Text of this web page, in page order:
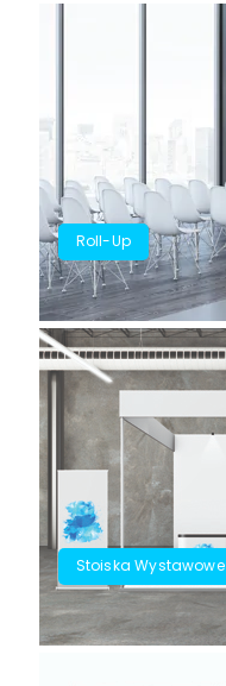
Roll-Up
Stoiska Wystawowe